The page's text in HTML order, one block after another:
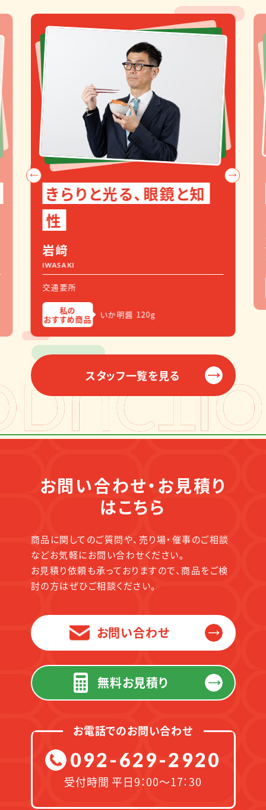
きらりと光る、眼鏡と知
性
岩﨑
IWASAKI
交通要所
私の
おすすめ商品 いか明醤 120g
スタッフ一覧を見る
お問い合わせ・お見積り
はこちら
商品に関してのご質問や、売り場・催事のご相談
などお気軽にお問い合わせください。
お見積り依頼も承っておりますので、商品をご検
討の方はぜひご相談ください。
お問い合わせ
無料お見積り
お電話でのお問い合わせ
092-629-2920
受付時間 平日9：00～17：30